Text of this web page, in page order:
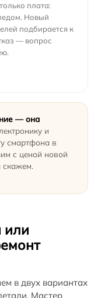
плата:
Новый
подбирается к
— вопрос
— она
и
смартфона в
с ценой новой
скажем.
или
в двух вариантах
Мастер